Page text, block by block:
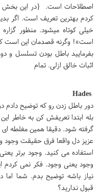
اصطلاحات است. {در این بخش
کردم بهترین تعریف است. اگر
خیلی کوتاه میشود. منظور
است»! وگرنه قصدمان این است
بفرمایید باطل بودن تسلسل و
اثبات خالق ازلی. تمام
Hades
دور باطل زدن رو که توضیح دادم
بله ابتدا تعریفش کن به خاطر
گرفته شود. دقیقا همین مغلطه
عزیز دل واقعا فرق حقیقت وجود و
استفاده می کنید. وجود برتر
وجود یعنی وجود. فکر نمی کردم
نیاز باشه توضیح بدم. شما
قبول ندارید؟